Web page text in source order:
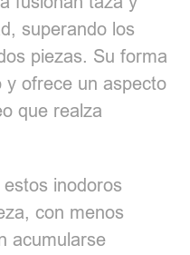
superando los
piezas. Su forma
y ofrece un aspecto
que realza
inodoros
con menos
acumularse